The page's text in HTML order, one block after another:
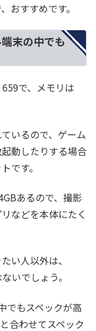
おすすめです。
末の中でも
で、メモリは
いるので、ゲーム
動したりする場合
です。
あるので、撮影
などを本体にたく
い人以外は、
いでしょう。
でもスペックが高
合わせてスペック